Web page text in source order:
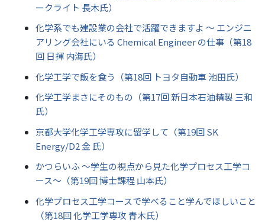
ークライト 長木氏）
化学系でも建設業の会社で活躍できますよ ～ エンジニ
アリング会社にいる Chemical Engineer の仕事（第18
回 日揮 内海氏）
化学工学で飯を食う（第18回 トヨタ自動車 池田氏）
化学工学まさにそのもの（第17回 新日本石油精製 三和
氏）
京都大学化学工学専攻に留学して（第19回 SK
Energy/D2 金 氏）
かつらいふ ～学生の視点から見た化学プロセス工学コ
ース～（第19回 博士課程 山本氏）
化学プロセス工学コースで学べること学んでほしいこと
（第18回 化学工学専攻 青木氏）